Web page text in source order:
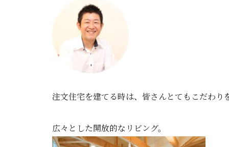
注文住宅を建てる時は、皆さんとてもこだわり
広々とした開放的なリビング。